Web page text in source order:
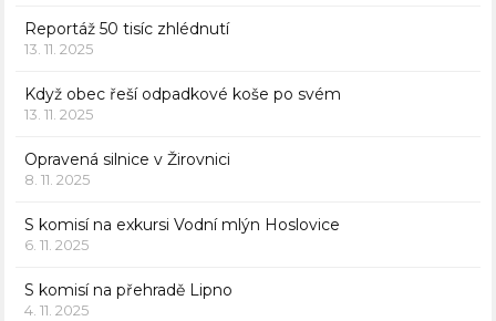
Reportáž 50 tisíc zhlédnutí
13. 11. 2025
Když obec řeší odpadkové koše po svém
13. 11. 2025
Opravená silnice v Žirovnici
8. 11. 2025
S komisí na exkursi Vodní mlýn Hoslovice
6. 11. 2025
S komisí na přehradě Lipno
4. 11. 2025